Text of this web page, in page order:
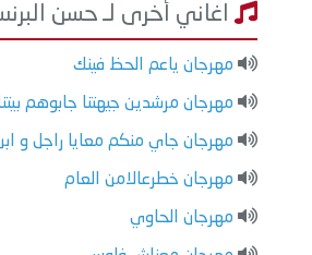
اغاني أخرى لـ حسن
مهرجان ياعم الحظ فينك
مهرجان مرشدين جيهتنا جابوهم
مهرجان جاي منكم معايا راجل و ابن
مهرجان خطرعالامن العام
مهرجان الحاوي